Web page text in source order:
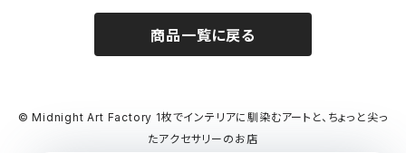
レジンネックレス
デカマルチョーカー
商品一覧に戻る
© Midnight Art Factory 1枚でインテリアに馴染むアートと、ちょっと尖っ
たアクセサリーのお店